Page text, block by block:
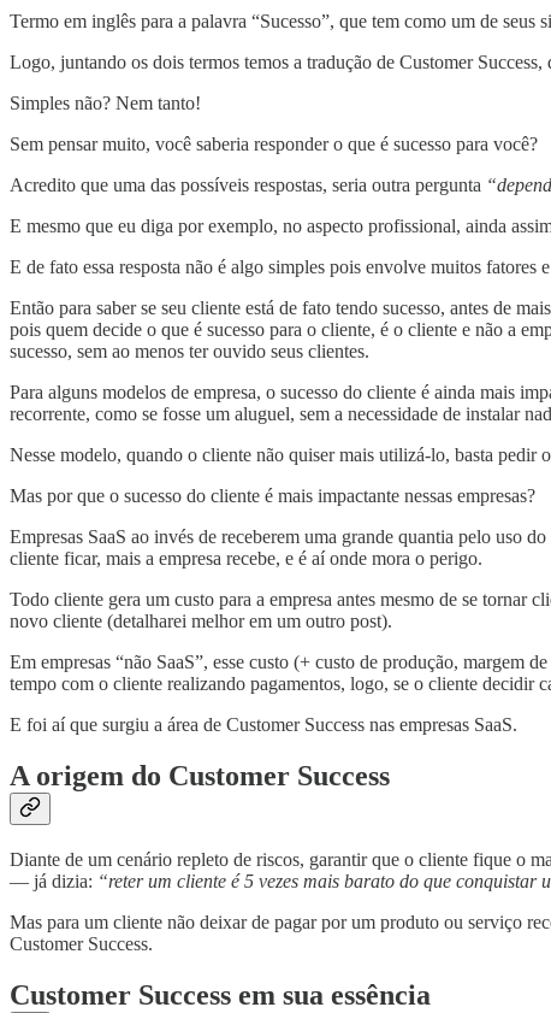
Termo em inglês para a palavra “Sucesso”, que tem como um de seus
Logo, juntando os dois termos temos a tradução de Customer
Simples não? Nem tanto!
Sem pensar muito, você saberia responder o que é sucesso para você?
Acredito que uma das possíveis respostas, seria outra pergunta
E mesmo que eu diga por exemplo, no aspecto profissional, ainda
E de fato essa resposta não é algo simples pois envolve muitos fatores
Então para saber se seu cliente está de fato tendo sucesso, antes de
pois quem decide o que é sucesso para o cliente, é o cliente e não a
sucesso, sem ao menos ter ouvido seus clientes.
Para alguns modelos de empresa, o sucesso do cliente é ainda mais
recorrente, como se fosse um aluguel, sem a necessidade de instalar
Nesse modelo, quando o cliente não quiser mais utilizá-lo, basta
Mas por que o sucesso do cliente é mais impactante nessas empresas?
Empresas SaaS ao invés de receberem uma grande quantia pelo uso
cliente ficar, mais a empresa recebe, e é aí onde mora o perigo.
Todo cliente gera um custo para a empresa antes mesmo de se
novo cliente (detalharei melhor em um outro post).
Em empresas “não SaaS”, esse custo (+ custo de produção, margem
tempo com o cliente realizando pagamentos, logo, se o cliente decidir
E foi aí que surgiu a área de Customer Success nas empresas SaaS.
A origem do Customer Success
Diante de um cenário repleto de riscos, garantir que o cliente fique o
— já dizia: “reter um cliente é 5 vezes mais barato do que conquistar
Mas para um cliente não deixar de pagar por um produto ou serviço
Customer Success.
Customer Success em sua essência